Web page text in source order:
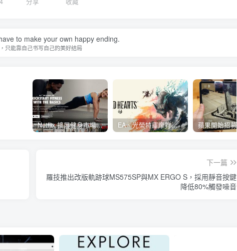
to make your own happy ending.
只能靠自己书写自己的美好结局
Netflix 擴展健身市場 與 Nike 合作推出《Nike Training Club》系列健身影片 EA、光榮特庫摩狩獵冒險遊戲《WILD HEARTS》公布「強大化獸」宣傳影片
下一篇
羅技推出改版軌跡球MS575SP與MX ERGO S，採用靜音按鍵
降低80%觸發噪音